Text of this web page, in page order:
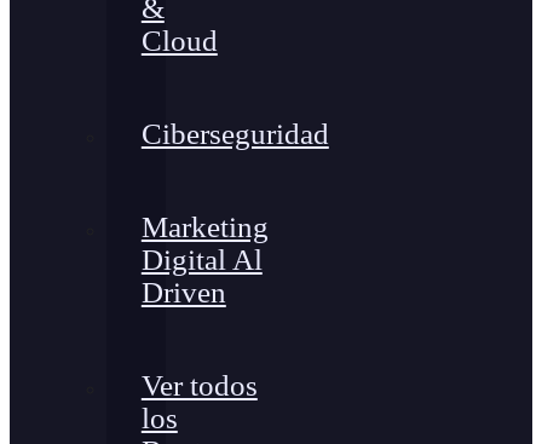
&
Cloud
Ciberseguridad
Marketing
Digital Al
Driven
Ver todos
los